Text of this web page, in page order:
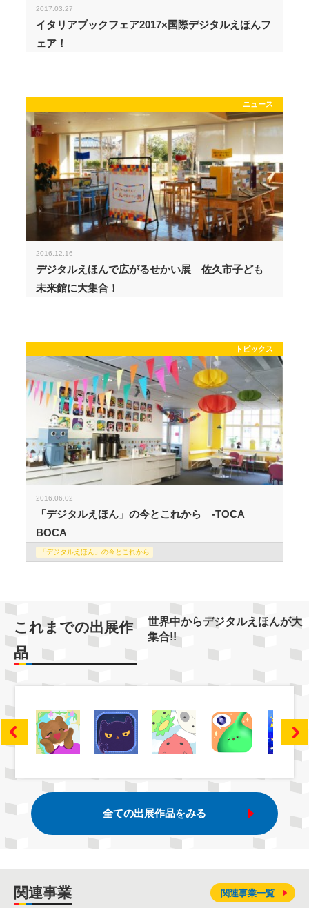
2017.03.27
イタリアブックフェア2017×国際デジタルえほんフ
ェア！
ニュース
2016.12.16
デジタルえほんで広がるせかい展 佐久市子ども
未来館に大集合！
トピックス
2016.06.02
「デジタルえほん」の今とこれから -TOCA
BOCA
「デジタルえほん」の今とこれから
これまでの出展作
品
世界中からデジタルえほんが大
集合!!
全ての出展作品をみる
関連事業 関連事業一覧